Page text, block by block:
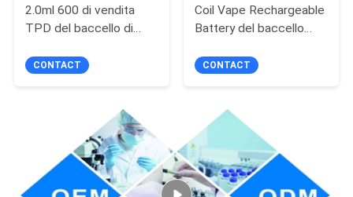
2.0ml 600 di vendita
TPD del baccello di
Disposable Flat di
CONTACT
Coil Vape Rechargeable
Battery del baccello
CONTACT